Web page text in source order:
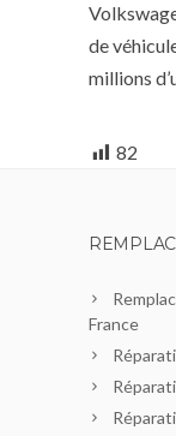
de
millions
82
France